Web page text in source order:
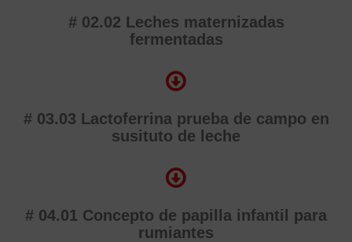
# 02.02 Leches maternizadas
fermentadas
# 03.03 Lactoferrina prueba de campo en
susituto de leche
# 04.01 Concepto de papilla infantil para
rumiantes